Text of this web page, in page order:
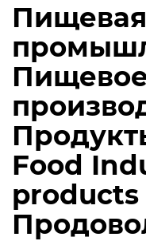
Пищевая
Food
products